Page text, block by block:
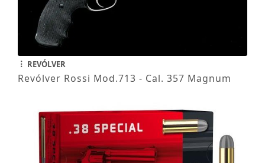
REVÓLVER
Revólver Rossi Mod.713 - Cal. 357 Magnum